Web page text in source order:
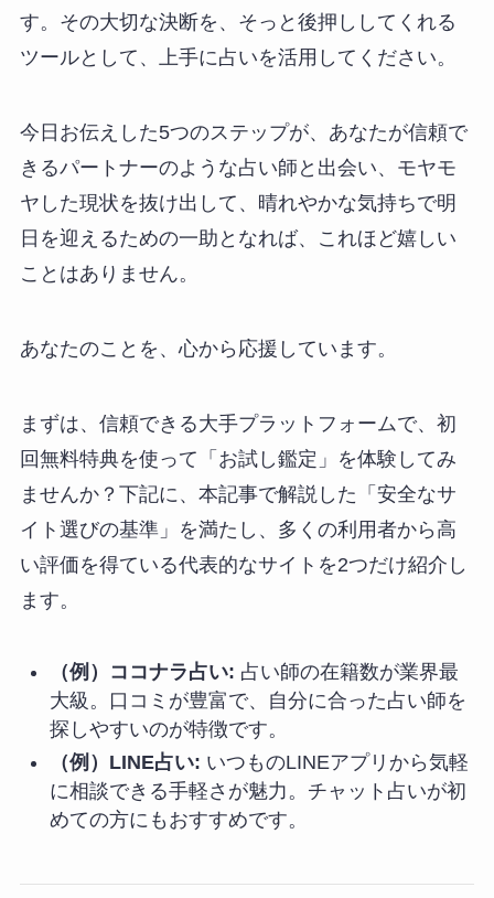
す。その大切な決断を、そっと後押ししてくれる
ツールとして、上手に占いを活用してください。
今日お伝えした5つのステップが、あなたが信頼で
きるパートナーのような占い師と出会い、モヤモ
ヤした現状を抜け出して、晴れやかな気持ちで明
日を迎えるための一助となれば、これほど嬉しい
ことはありません。
あなたのことを、心から応援しています。
まずは、信頼できる大手プラットフォームで、初
回無料特典を使って「お試し鑑定」を体験してみ
ませんか？下記に、本記事で解説した「安全なサ
イト選びの基準」を満たし、多くの利用者から高
い評価を得ている代表的なサイトを2つだけ紹介し
ます。
（例）ココナラ占い: 占い師の在籍数が業界最
大級。口コミが豊富で、自分に合った占い師を
探しやすいのが特徴です。
（例）LINE占い: いつものLINEアプリから気軽
に相談できる手軽さが魅力。チャット占いが初
めての方にもおすすめです。